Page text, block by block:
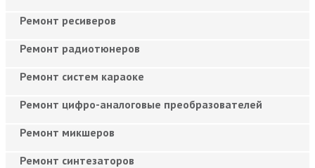
Ремонт ресиверов
Ремонт радиотюнеров
Ремонт систем караоке
Ремонт цифро-аналоговые преобразователей
Ремонт микшеров
Ремонт синтезаторов